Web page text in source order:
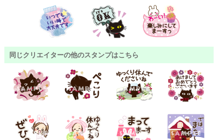
同じクリエイターの他のスタンプはこちら